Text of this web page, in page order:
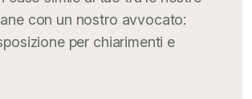
con un nostro avvocato:
per chiarimenti e